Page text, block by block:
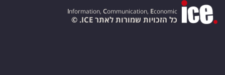
Information, Communication, Economic
כל הזכויות שמורות לאתר ICE. ©